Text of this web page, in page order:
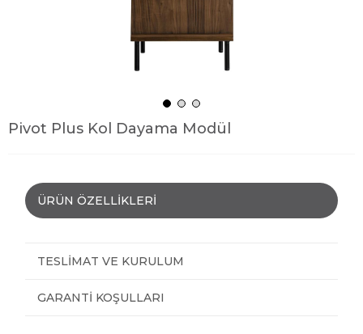
Pivot Plus Kol Dayama Modül
ÜRÜN ÖZELLIKLERI
TESLIMAT VE KURULUM
GARANTI KOŞULLARI